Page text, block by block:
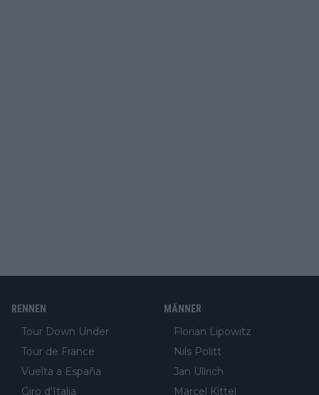
RENNEN
Tour Down Under
Tour de France
Vuelta a España
Giro d'Italia
MÄNNER
Florian Lipowitz
Nils Politt
Jan Ullrich
Marcel Kittel